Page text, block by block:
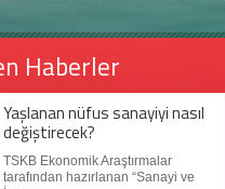
Haberler
Yaşlanan nüfus sanayiyi nasıl
değiştirecek?
TSKB Ekonomik Araştırmalar
tarafından hazırlanan “Sanayi ve